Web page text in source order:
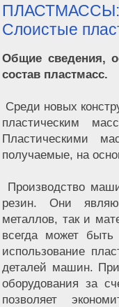
ПЛАСТМАССЫ:
Слоистые
Общие сведения,
состав пластмасс.
Среди новых
пластическим
Пластическими
получаемые, на
Производство
резин. Они
металлов, так и
всегда может
использование
деталей машин.
оборудования за
позволяет